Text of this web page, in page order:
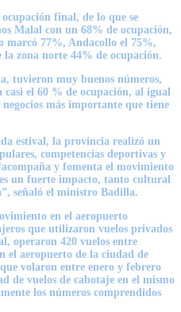
final, de lo que se
Malal con un 68% de ocupación,
marcó 77%, Andacollo el 75%,
zona norte 44% de ocupación.
tuvieron muy buenos números,
el 60 % de ocupación, al igual
más importante que tiene
estival, la provincia realizó un
competencias deportivas y
y fomenta el movimiento
un fuerte impacto, tanto cultural
señaló el ministro Badilla.
en el aeropuerto
que utilizaron vuelos privados
operaron 420 vuelos entre
el aeropuerto de la ciudad de
volaron entre enero y febrero
de vuelos de cabotaje en el mismo
los números comprendidos